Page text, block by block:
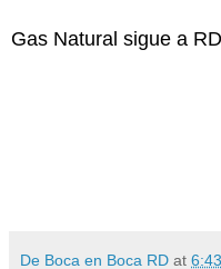
Gas Natural sigue a
De Boca en Boca RD at